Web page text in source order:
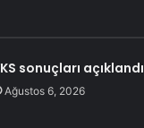
sonuçları açıklandı
Ağustos 6, 2026